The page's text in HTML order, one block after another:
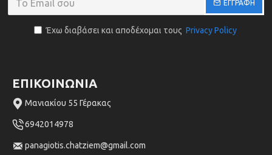
ΕΓΓΡΑΦΗ
Έχω διαβάσει και αποδέχομαι τους Privacy Policy
ΕΠΙΚΟΙΝΩΝΙΑ
Μανιακίου 55 Γέρακας
6942014978
panagiotis.chatziem@gmail.com